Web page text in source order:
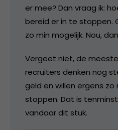
er mee? Dan vraag ik:
bereid er in te stoppen.
zo min mogelijk. Nou,
Vergeet niet, de
recruiters denken nog
geld en willen ergens zo
stoppen. Dat is
vandaar dit stuk.